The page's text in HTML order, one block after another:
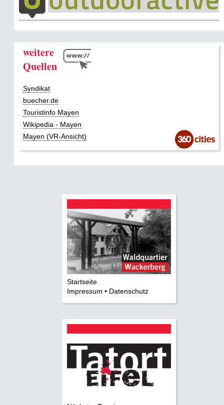
weitere
Quellen
Syndikat
buecher.de
Touristinfo Mayen
Wikipedia - Mayen
Mayen (VR-Ansicht)
Startseite
Impressum • Datenschutz